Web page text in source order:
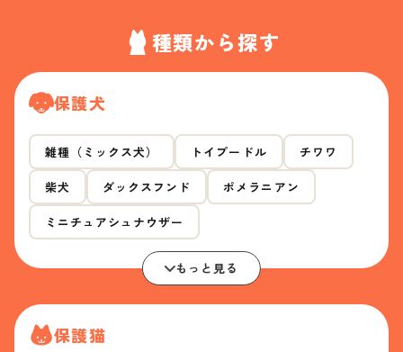
種類から探す
保護犬
雑種（ミックス犬） トイプードル チワワ
柴犬 ダックスフンド ポメラニアン
ミニチュアシュナウザー
もっと見る
保護猫